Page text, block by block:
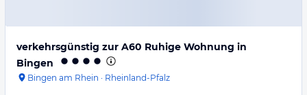
verkehrsgünstig zur A60 Ruhige Wohnung in
Bingen
Bingen am Rhein · Rheinland-Pfalz